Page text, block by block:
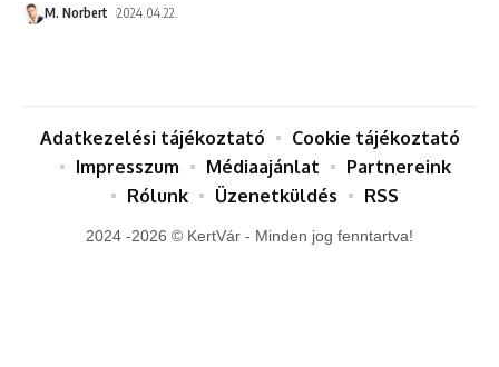
M. Norbert 2024.04.22.
2024 -2026 © KertVár - Minden jog fenntartva!
Adatkezelési tájékoztató
Cookie tájékoztató
Impresszum
Médiaajánlat
Partnereink
Rólunk
Üzenetküldés RSS